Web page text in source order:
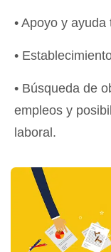
• Apoyo y
•
• Búsqueda de
empleos y
laboral.